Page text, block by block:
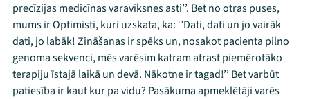
precīzijas medicīnas varavīksnes asti’’. Bet no otras puses,
mums ir Optimisti, kuri uzskata, ka: ‘’Dati, dati un jo vairāk
dati, jo labāk! Zināšanas ir spēks un, nosakot pacienta pilno
genoma sekvenci, mēs varēsim katram atrast piemērotāko
terapiju īstajā laikā un devā. Nākotne ir tagad!’’ Bet varbūt
patiesība ir kaut kur pa vidu? Pasākuma apmeklētāji varēs